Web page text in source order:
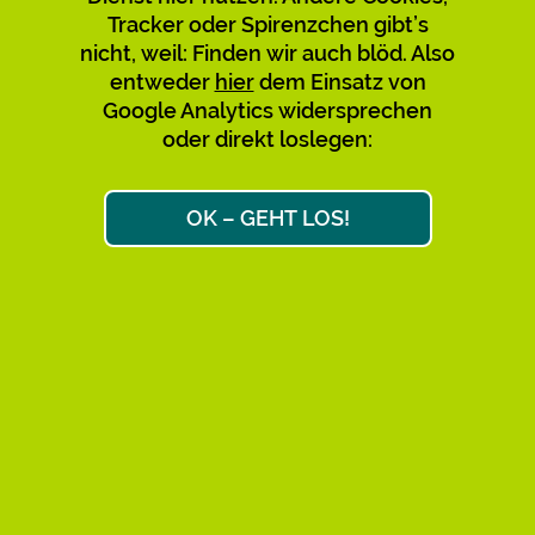
Verwirrung mit den bestehenden
zu vermeiden, empfehlen wir,
diese nicht mehr zu nutzen und zu
teilen. Bitte sagt’s auch den
Max & Max
Tracker oder Spirenzchen gibt’s
nicht, weil: Finden wir auch blöd. Also
entweder hierdem Einsatz von
Google Analytics widersprechen
oder direkt loslegen:
OK – GEHT LOS!